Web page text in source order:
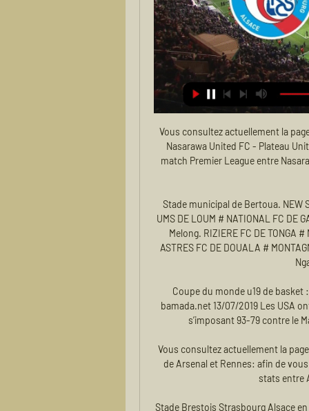
Vous consultez actuellement la
Nasarawa United FC - Plateau
match Premier League entre
Stade municipal de Bertoua. NEW
UMS DE LOUM # NATIONAL FC DE
Melong. RIZIERE FC DE TONGA
ASTRES FC DE DOUALA #
Coupe du monde u19 de basket
bamada.net 13/07/2019 Les USA
s’imposant 93-79 contre le
Vous consultez actuellement la
de Arsenal et Rennes: afin de
stats entre
Stade Brestois Strasbourg Alsace